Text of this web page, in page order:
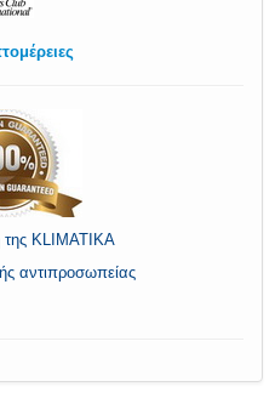
της KLIMATIKA
αντιπροσωπείας